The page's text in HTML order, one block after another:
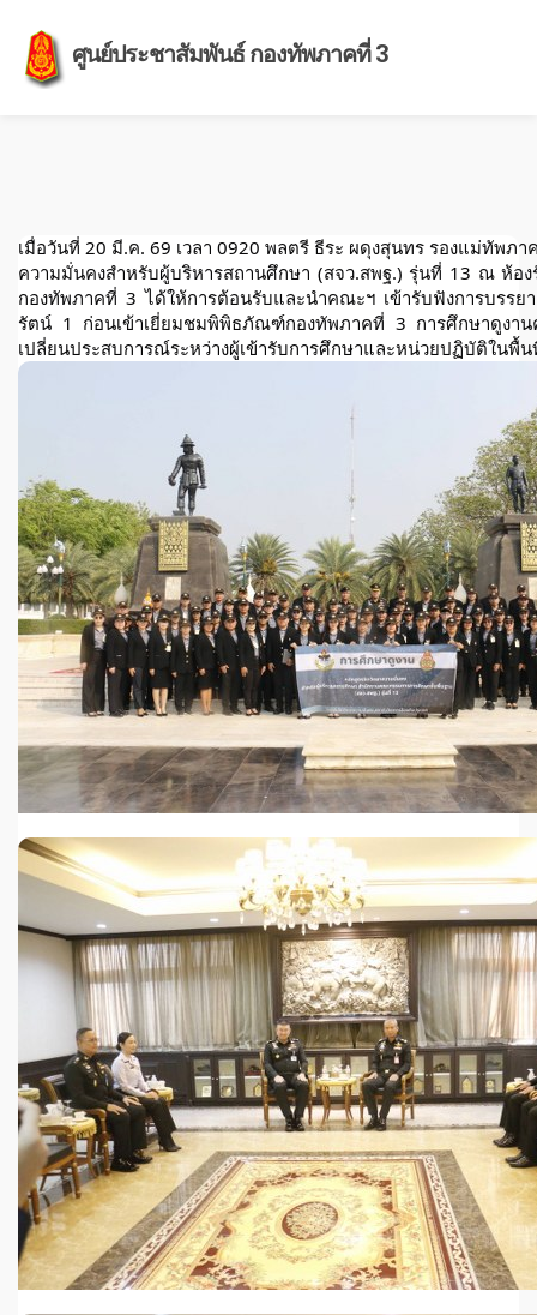
ศูนย์ประชาสัมพันธ์ กองทัพภาคที่ 3
เมื่อวันที่ 20 มี.ค. 69 เวลา 0920 พลตรี ธีระ ผดุงสุนทร รองแม่ทัพ
ความมั่นคงสำหรับผู้บริหารสถานศึกษา (สจว.สพฐ.) รุ่นที่ 13 ณ ห้อ
กองทัพภาคที่ 3 ได้ให้การต้อนรับและนำคณะฯ เข้ารับฟังการบร
รัตน์ 1 ก่อนเข้าเยี่ยมชมพิพิธภัณฑ์กองทัพภาคที่ 3 การศึกษาดูงาน
เปลี่ยนประสบการณ์ระหว่างผู้เข้ารับการศึกษาและหน่วยปฏิบัติใน